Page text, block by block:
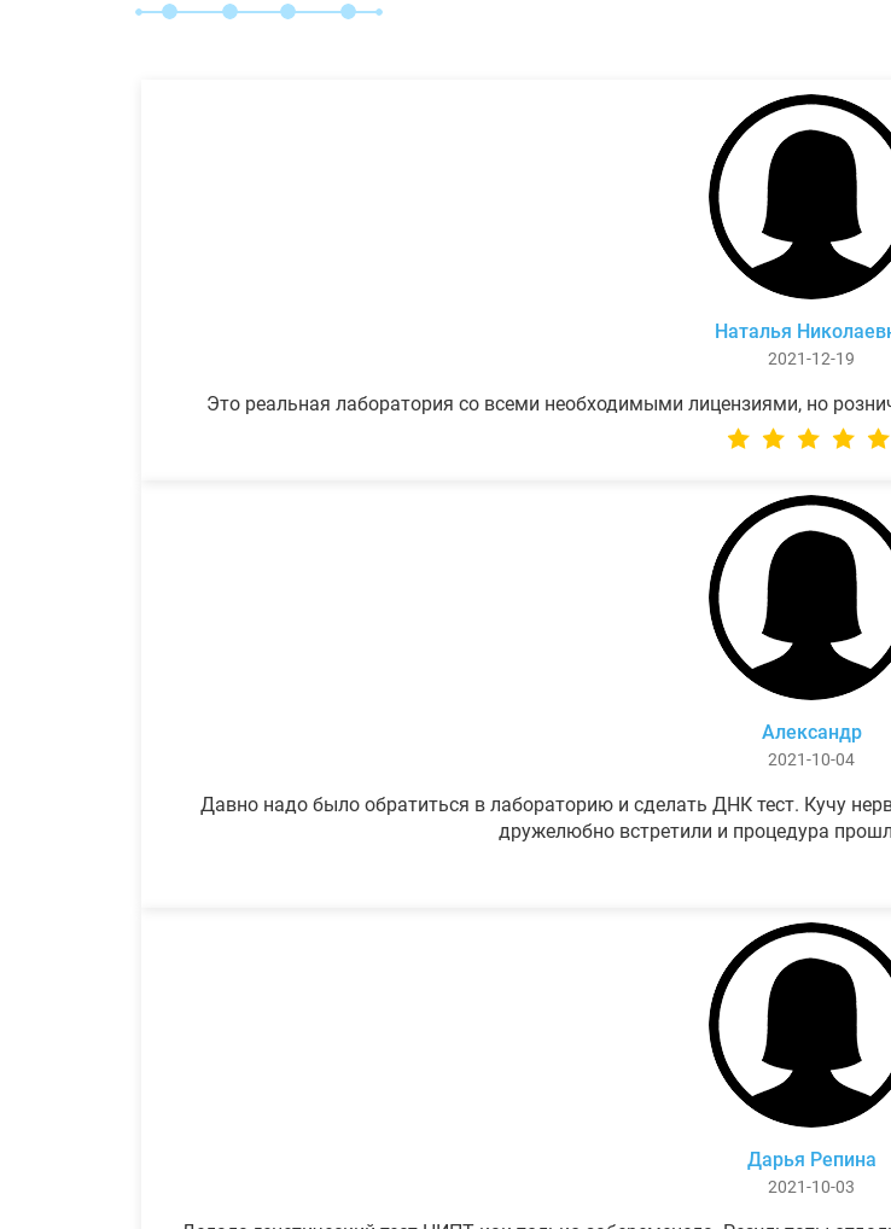
Наталья
2021-12-19
Это реальная лаборатория со всеми необходимыми лицензиями, но
Александр
2021-10-04
Давно надо было обратиться в лабораторию и сделать ДНК тест. Кучу
дружелюбно встретили и процедура
Дарья Репина
2021-10-03